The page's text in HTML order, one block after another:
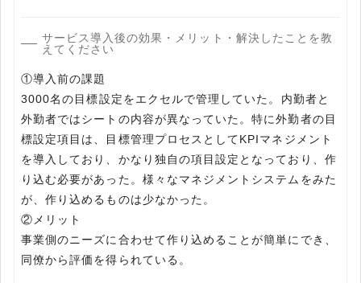
サービス導入後の効果・メリット・解決したことを教
えてください
①導入前の課題
3000名の目標設定をエクセルで管理していた。内勤者と
外勤者ではシートの内容が異なっていた。特に外勤者の目
標設定項目は、目標管理プロセスとしてKPIマネジメント
を導入しており、かなり独自の項目設定となっており、作
り込む必要があった。様々なマネジメントシステムをみた
が、作り込めるものは少なかった。
②メリット
事業側のニーズに合わせて作り込めることが簡単にでき、
同僚から評価を得られている。